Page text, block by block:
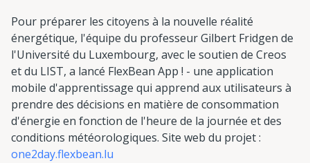
Pour préparer les citoyens à la nouvelle réalité
énergétique, l'équipe du professeur Gilbert Fridgen de
l'Université du Luxembourg, avec le soutien de Creos
et du LIST, a lancé FlexBean App ! - une application
mobile d'apprentissage qui apprend aux utilisateurs à
prendre des décisions en matière de consommation
d'énergie en fonction de l'heure de la journée et des
conditions météorologiques. Site web du projet :
one2day.flexbean.lu